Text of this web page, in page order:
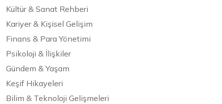
Kültür & Sanat Rehberi
Kariyer & Kişisel Gelişim
Finans & Para Yönetimi
Psikoloji & İlişkiler
Gündem & Yaşam
Keşif Hikayeleri
Bilim & Teknoloji Gelişmeleri